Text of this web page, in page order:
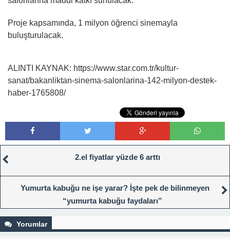
Proje kapsamında, 1 milyon öğrenci sinemayla
buluşturulacak.
ALINTI KAYNAK: https://www.star.com.tr/kultur-
sanat/bakanliktan-sinema-salonlarina-142-milyon-destek-
haber-1765808/
2.el fiyatlar yüzde 6 arttı
Yumurta kabuğu ne işe yarar? İşte pek de bilinmeyen
“yumurta kabuğu faydaları”
Yorumlar